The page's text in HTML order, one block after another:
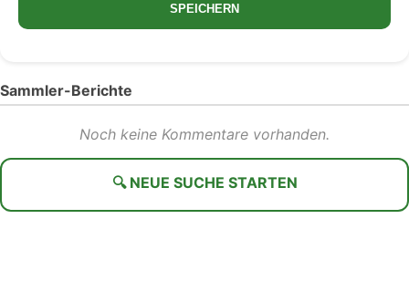
SPEICHERN
Sammler-Berichte
Noch keine Kommentare vorhanden.
🔍 NEUE SUCHE STARTEN